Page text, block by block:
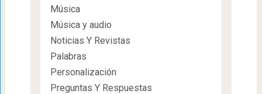
Música
Música y audio
Noticias Y Revistas
Palabras
Personalización
Preguntas Y Respuestas